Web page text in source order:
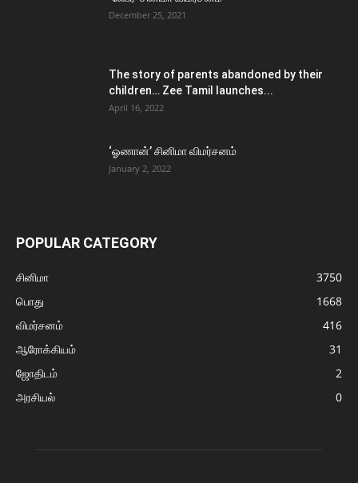
December 25, 2021
The story of parents abandoned by their
children… Zee Tamil launches...
April 16, 2022
‘ஓணான்’ சினிமா விமர்சனம்
January 2, 2022
POPULAR CATEGORY
சினிமா
3750
பொது
1668
விமர்சனம்
416
ஆரோக்கியம்
31
ஜோதிடம்
2
அரசியல்
0